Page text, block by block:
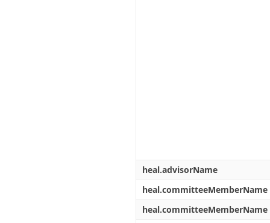
heal.advisorName
heal.committeeMemberName
heal.committeeMemberName